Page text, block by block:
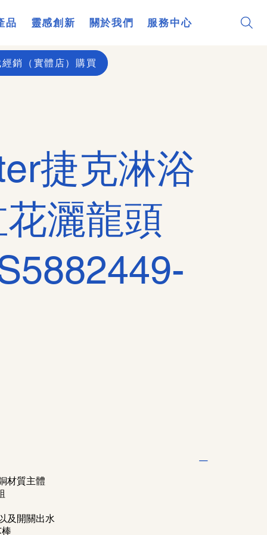
品 靈感創新 關於我們 服務中心
捷克淋浴
灑龍頭
材質主體
及開關出水
銷（實體店）購買